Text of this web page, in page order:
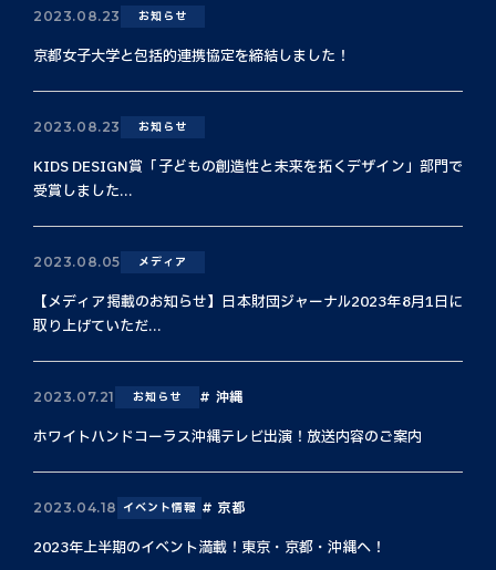
2023.08.23 お知らせ
京都女子大学と包括的連携協定を締結しました！
2023.08.23 お知らせ
KIDS DESIGN賞「子どもの創造性と未来を拓くデザイン」部門で
受賞しました...
2023.08.05 メディア
【メディア掲載のお知らせ】日本財団ジャーナル2023年8月1日に
取り上げていただ...
2023.07.21 お知らせ 沖縄
ホワイトハンドコーラス沖縄テレビ出演！放送内容のご案内
2023.04.18 イベント情報 京都
2023年上半期のイベント満載！東京・京都・沖縄へ！